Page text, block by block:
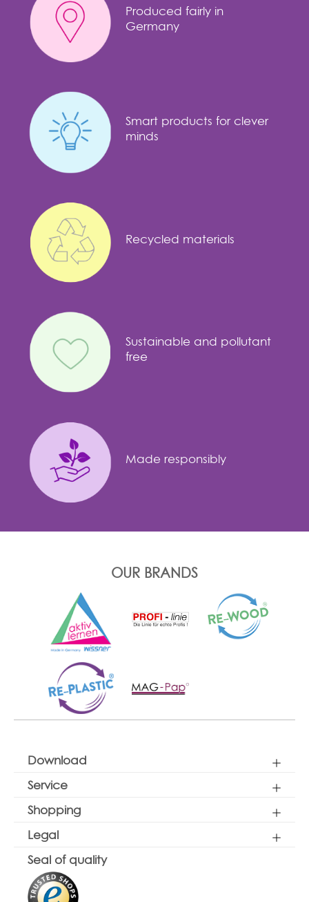
Produced fairly in
Germany
Smart products for clever
minds
Recycled materials
Sustainable and pollutant
free
Made responsibly
OUR BRANDS
Download
Service
Shopping
Legal
Seal of quality